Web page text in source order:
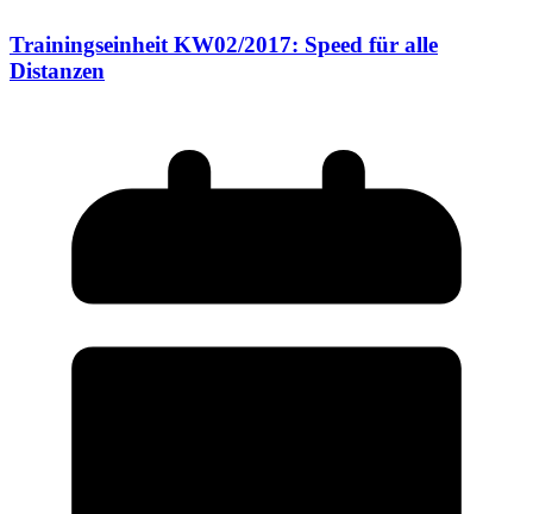
Trainingseinheit KW02/2017: Speed für alle
Distanzen